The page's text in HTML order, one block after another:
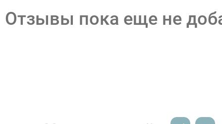
Отзывы пока еще не